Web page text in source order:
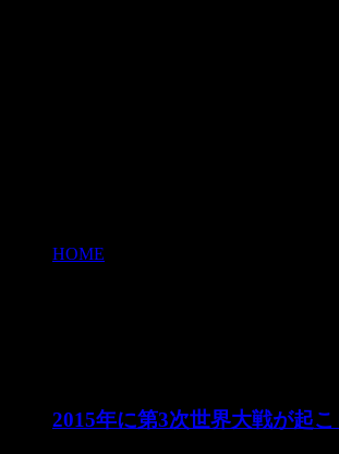
HOME
2015年に第3次世界大戦が起